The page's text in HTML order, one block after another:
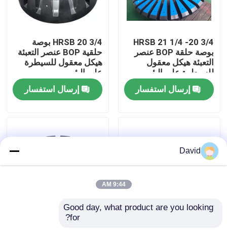
حول بنا
جولة في المعمل
ضبط الجودة
اتصل بنا
أخبار
جميع القضايا
HRSB 21 1/4 -20 3/4
بوصة حلقة BOP عنصر
التعبئة هيكل معقول
للسيطرة على البئر
إرسال استفسار
HRSB 20 3/4 بوصة
حلقية BOP عنصر التعبئة
هيكل معقول للسيطرة
على البئر
إرسال استفسار
David
9:44 AM
Good day, what product are you looking
for?